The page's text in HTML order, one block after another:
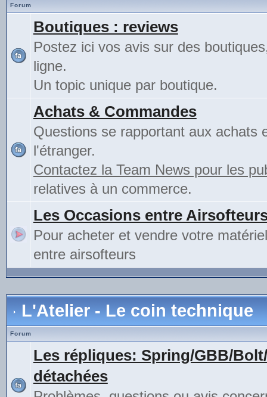
Forum
Boutiques : reviews
Postez ici vos avis sur des
ligne.
Un topic unique par boutique.
Achats & Commandes
Questions se rapportant aux achats
l'étranger.
Contactez la Team News pour les
relatives à un commerce.
Les Occasions entre
Pour acheter et vendre votre
entre airsofteurs
L'Atelier - Le coin technique
Forum
Les répliques: Spring/GBB/
détachées